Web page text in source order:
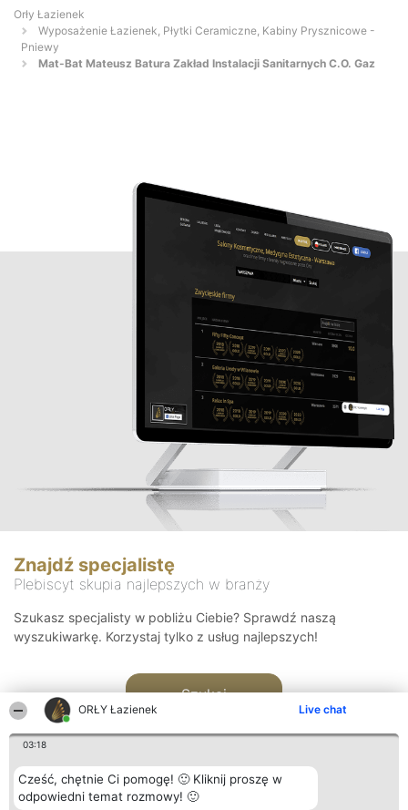
ORŁY Łazienek Live chat
03:18
Cześć, chętnie Ci pomogę! 🙂 Kliknij proszę w
odpowiedni temat rozmowy! 🙂
Orły Łazienek
Wyposażenie Łazienek, Płytki Ceramiczne, Kabiny Prysznicowe -
Pniewy
Mat-Bat Mateusz Batura Zakład Instalacji Sanitarnych C.O. Gaz
Znajdź specjalistę
Plebiscyt skupia najlepszych w branży
Szukasz specjalisty w pobliżu Ciebie? Sprawdź naszą
wyszukiwarkę. Korzystaj tylko z usług najlepszych!
Szukaj